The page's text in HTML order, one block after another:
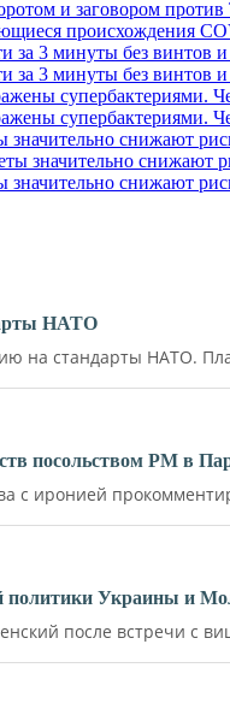
происхождения
за 3 минуты без винтов
за 3 минуты без винтов
супербактериями.
супербактериями.
снижают
снижают
НАТО
на стандарты НАТО.
посольством РМ в
с иронией
политики Украины и
после встречи с